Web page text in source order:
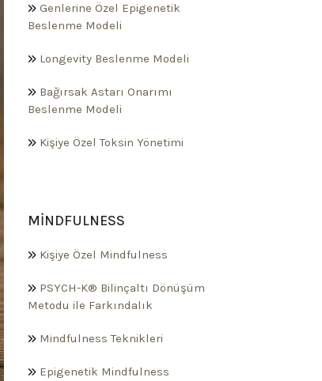
Genlerine Özel Epigenetik
Beslenme Modeli
Longevity Beslenme Modeli
Bağırsak Astarı Onarımı
Beslenme Modeli
Kişiye Özel Toksin Yönetimi
MINDFULNESS
Kişiye Özel Mindfulness
PSYCH-K® Bilinçaltı Dönüşüm
Metodu ile Farkındalık
Mindfulness Teknikleri
Epigenetik Mindfulness